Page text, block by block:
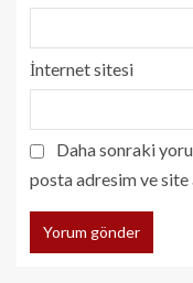
İnternet sitesi
Daha sonraki
posta adresim ve site